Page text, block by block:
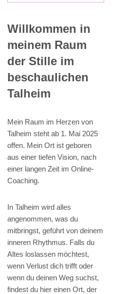
Willkommen in
meinem Raum
der Stille im
beschaulichen
Talheim
Mein Raum im Herzen von
Talheim steht ab 1. Mai 2025
offen. Mein Ort ist geboren
aus einer tiefen Vision, nach
einer langen Zeit im Online-
Coaching.
In Talheim wird alles
angenommen, was du
mitbringst, geführt von deinem
inneren Rhythmus. Falls du
Altes loslassen möchtest,
wenn Verlust dich trifft oder
wenn du deinen Weg suchst,
findest du hier einen Ort, der